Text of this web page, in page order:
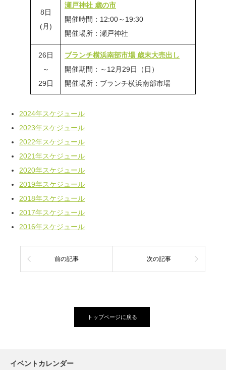
8日
(月)
瀬戸神社 歳の市
開催時間：12:00～19:30
開催場所：瀬戸神社
26日
～
29日
ブランチ横浜南部市場 歳末大売出し
開催期間：～12月29日（日）
開催場所：ブランチ横浜南部市場
2024年スケジュール
2023年スケジュール
2022年スケジュール
2021年スケジュール
2020年スケジュール
2019年スケジュール
2018年スケジュール
2017年スケジュール
2016年スケジュール
前の記事 次の記事
トップページに戻る
イベントカレンダー